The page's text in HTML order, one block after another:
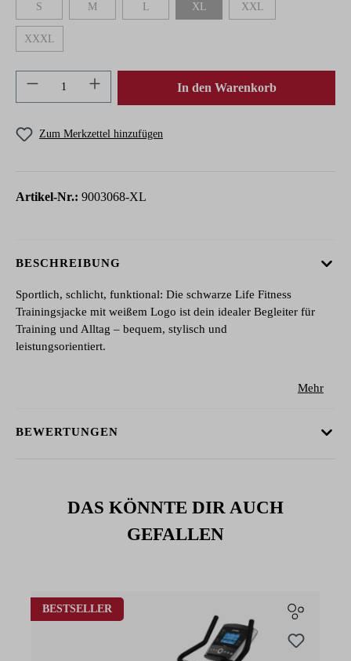
S(Diese Option ist zurzeit nicht verfügbar.)
M(Diese Option ist zurzeit nicht verfügbar.)
L
(Diese Option ist zurzeit nicht verfügbar.)
XL(Diese Option ist zurzeit nicht verfügbar.)
XXL(Diese Option ist zurzeit
XXXL(Diese Option ist zurzeit nicht verfügbar.)
Produkt Anzahl: Gib den gewünschten Wert
In den Warenkorb
Zum Merkzettel hinzufügen
Artikel-Nr.: 9003068-XL
BESCHREIBUNG
Sportlich, schlicht, funktional: Die schwarze Life Fitness
Trainingsjacke mit weißem Logo ist dein idealer Begleiter für
Training und Alltag – bequem, stylisch und
leistungsorientiert.
Mehr
BEWERTUNGEN
DAS KÖNNTE DIR AUCH
GEFALLEN
Produktgalerie überspringen
BESTSELLER